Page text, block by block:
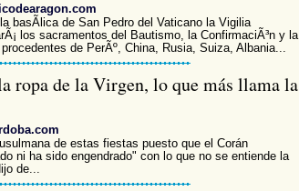
basÃ­lica de San Pedro del Vaticano la Vigilia
los sacramentos del Bautismo, la ConfirmaciÃ³n y la
de PerÃº, China, Rusia, Suiza, Albania...
ropa de la Virgen, lo que más llama la
de estas fiestas puesto que el Corán
ni ha sido engendrado" con lo que no se entiende la
de...